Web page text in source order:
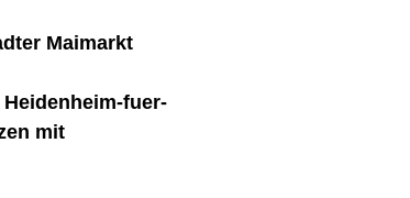
Maimarkt
fuer-
mit